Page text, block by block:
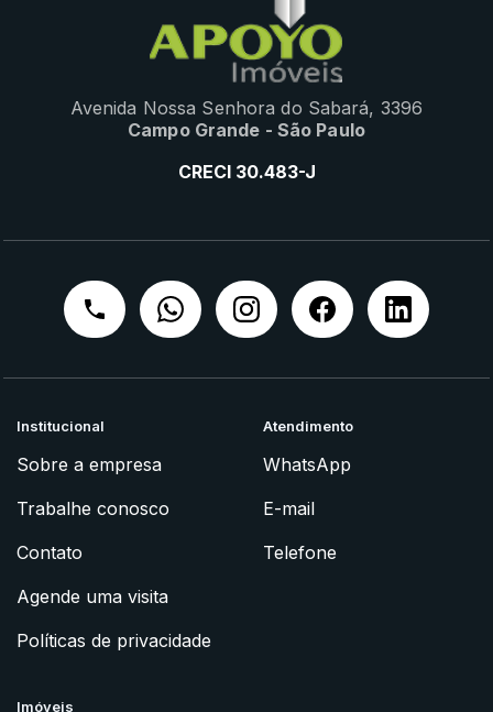
Avenida Nossa Senhora do Sabará, 3396
Campo Grande - São Paulo
CRECI 30.483-J
Institucional
Sobre a empresa
Trabalhe conosco
Contato
Agende uma visita
Políticas de privacidade
Atendimento
WhatsApp
E-mail
Telefone
Imóveis